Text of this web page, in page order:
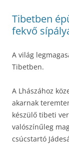
Tibetben
fekvő
A világ
Tibetben.
A Lhászához
akarnak
készülő tibeti
valószínűleg
csúcstartó